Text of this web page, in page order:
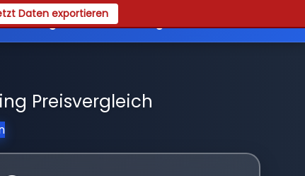
Daten exportieren
Registrieren
Preisvergleich